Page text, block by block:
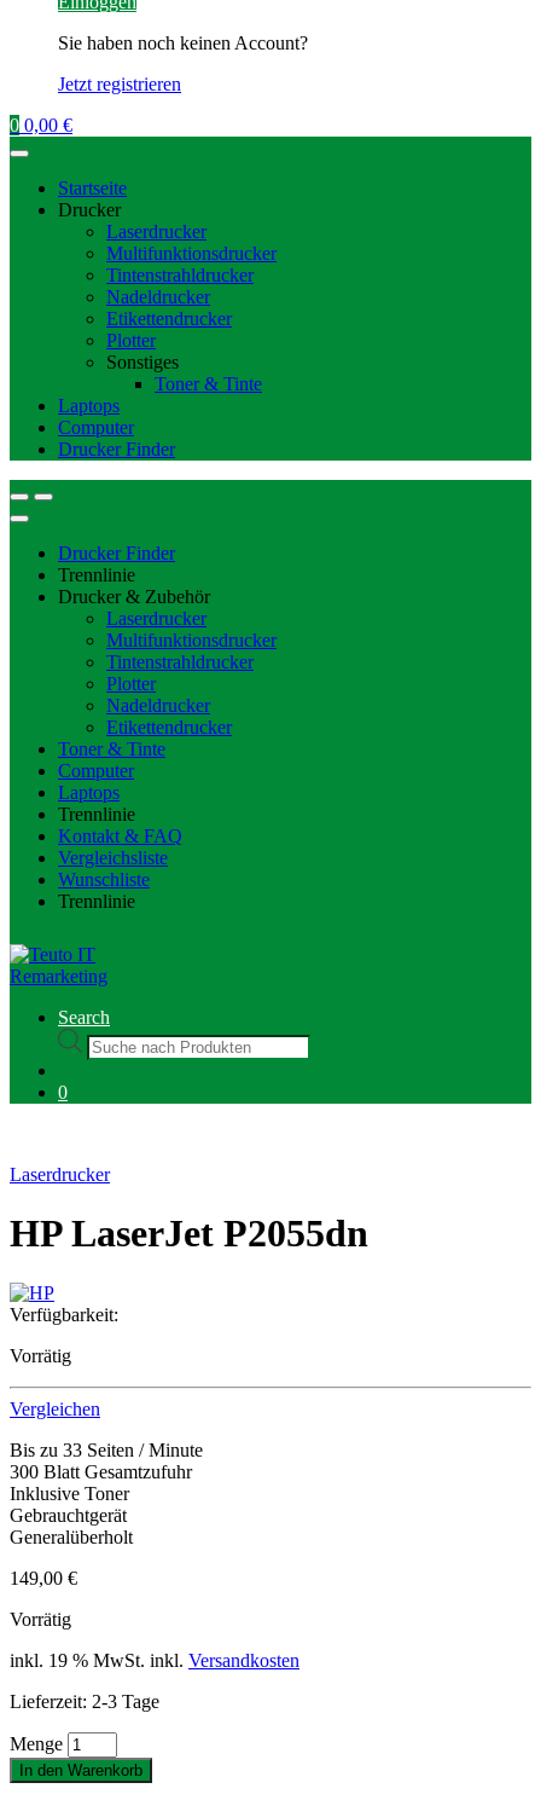
Sie haben noch keinen Account?
Jetzt registrieren
0 0,00 €
Startseite
Drucker
Laserdrucker
Multifunktionsdrucker
Tintenstrahldrucker
Nadeldrucker
Etikettendrucker
Plotter
Sonstiges
Toner & Tinte
Laptops
Computer
Drucker Finder
Drucker Finder
Trennlinie
Drucker & Zubehör
Laserdrucker
Multifunktionsdrucker
Tintenstrahldrucker
Plotter
Nadeldrucker
Etikettendrucker
Toner & Tinte
Computer
Laptops
Trennlinie
Kontakt & FAQ
Vergleichsliste
Wunschliste
Trennlinie
Search
Products
search
0
Laserdrucker
HP LaserJet P2055dn
Verfügbarkeit:
Vorrätig
Vergleichen
Bis zu 33 Seiten / Minute
300 Blatt Gesamtzufuhr
Inklusive Toner
Gebrauchtgerät
Generalüberholt
149,00 €
Vorrätig
inkl. 19 % MwSt. inkl. Versandkosten
Lieferzeit: 2-3 Tage
Menge
In den Warenkorb